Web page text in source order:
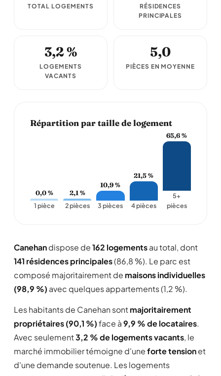
TOTAL LOGEMENTS
RÉSIDENCES
PRINCIPALES
3,2 %
LOGEMENTS
VACANTS
5,0
PIÈCES EN MOYENNE
Répartition par taille de logement
0,0 %
1 pièce
2,1 %
2 pièces
10,9 %
3 pièces
21,5 %
4 pièces
65,6 %
5+
pièces
Canehandispose de162 logementsau total, dont
141 résidences principales(86,8 %). Le parc est
composé majoritairement de maisons individuelles
(98,9 %) avec quelques appartements (1,2 %).
Les habitants de Canehan sontmajoritairement
propriétaires (90,1 %)face à9,9 % de locataires.
Avec seulement3,2 % de logements vacants, le
marché immobilier témoigne d'uneforte tensionet
d'une demande soutenue. Les logements